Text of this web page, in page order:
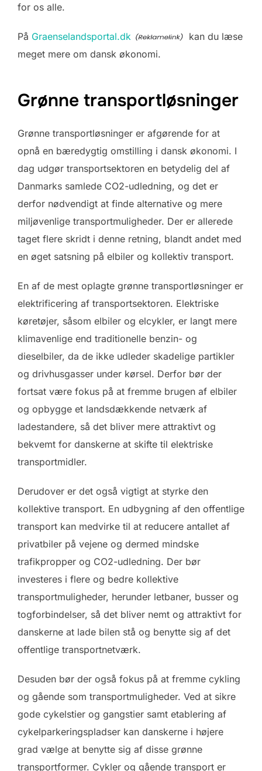
for os alle.
På Graenselandsportal.dk
kan du læse
meget mere om dansk økonomi.
Grønne transportløsninger
Grønne transportløsninger er afgørende for at
opnå en bæredygtig omstilling i dansk økonomi. I
dag udgør transportsektoren en betydelig del af
Danmarks samlede CO2-udledning, og det er
derfor nødvendigt at finde alternative og mere
miljøvenlige transportmuligheder. Der er allerede
taget flere skridt i denne retning, blandt andet med
en øget satsning på elbiler og kollektiv transport.
En af de mest oplagte grønne transportløsninger er
elektrificering af transportsektoren. Elektriske
køretøjer, såsom elbiler og elcykler, er langt mere
klimavenlige end traditionelle benzin- og
dieselbiler, da de ikke udleder skadelige partikler
og drivhusgasser under kørsel. Derfor bør der
fortsat være fokus på at fremme brugen af elbiler
og opbygge et landsdækkende netværk af
ladestandere, så det bliver mere attraktivt og
bekvemt for danskerne at skifte til elektriske
transportmidler.
Derudover er det også vigtigt at styrke den
kollektive transport. En udbygning af den offentlige
transport kan medvirke til at reducere antallet af
privatbiler på vejene og dermed mindske
trafikpropper og CO2-udledning. Der bør
investeres i flere og bedre kollektive
transportmuligheder, herunder letbaner, busser og
togforbindelser, så det bliver nemt og attraktivt for
danskerne at lade bilen stå og benytte sig af det
offentlige transportnetværk.
Desuden bør der også fokus på at fremme cykling
og gående som transportmuligheder. Ved at sikre
gode cykelstier og gangstier samt etablering af
cykelparkeringspladser kan danskerne i højere
grad vælge at benytte sig af disse grønne
transportformer. Cykler og gående transport er